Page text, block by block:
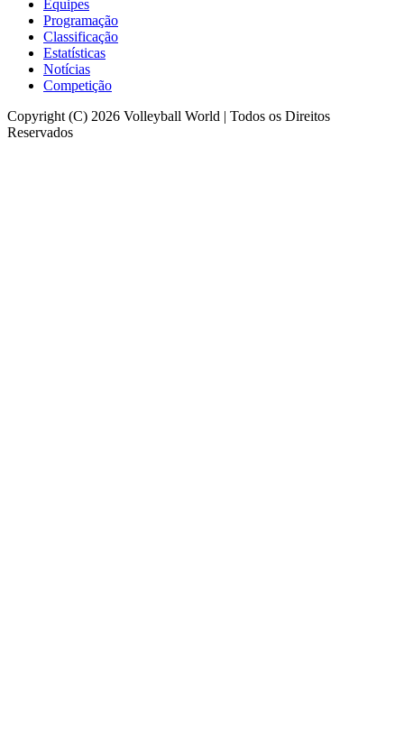
Equipes
Programação
Classificação
Estatísticas
Notícias
Competição
Copyright (C) 2026 Volleyball World | Todos os Direitos
Reservados